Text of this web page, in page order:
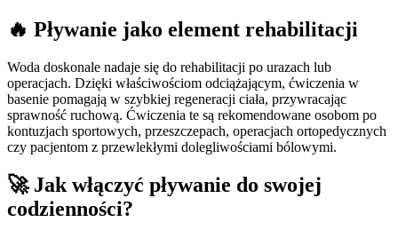
🔥 Pływanie jako element rehabilitacji
Woda doskonale nadaje się do rehabilitacji po urazach lub
operacjach. Dzięki właściwościom odciążającym, ćwiczenia w
basenie pomagają w szybkiej regeneracji ciała, przywracając
sprawność ruchową. Ćwiczenia te są rekomendowane osobom po
kontuzjach sportowych, przeszczepach, operacjach ortopedycznych
czy pacjentom z przewlekłymi dolegliwościami bólowymi.
🚀 Jak włączyć pływanie do swojej
codzienności?